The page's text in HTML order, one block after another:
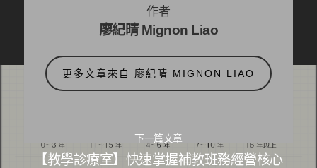
下一篇文章
【教學診療室】快速掌握補教班務經營核心
作者
廖紀晴 Mignon Liao
更多文章來自 廖紀晴 MIGNON LIAO